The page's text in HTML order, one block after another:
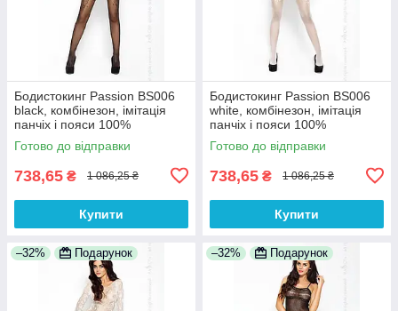
Бодистокинг Passion BS006
black, комбінезон, імітація
панчіх і пояси 100%
Анонімності
Готово до відправки
738,65 ₴ 1 086,25 ₴
Купити
Бодистокинг Passion BS006
white, комбінезон, імітація
панчіх і пояси 100%
Анонімності
Готово до відправки
738,65 ₴ 1 086,25 ₴
Купити
–32% Подарунок –32% Подарунок